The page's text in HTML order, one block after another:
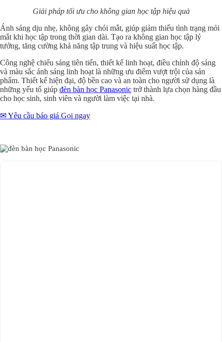
Giải pháp tối ưu cho không gian học tập hiệu quả
Ánh sáng dịu nhẹ, không gây chói mắt, giúp giảm thiểu tình trạng mỏi
mắt khi học tập trong thời gian dài. Tạo ra không gian học tập lý
tưởng, tăng cường khả năng tập trung và hiệu suất học tập.
Công nghệ chiếu sáng tiên tiến, thiết kế linh hoạt, điều chỉnh độ sáng
và màu sắc ánh sáng linh hoạt là những ưu điểm vượt trội của sản
phẩm. Thiết kế hiện đại, độ bền cao và an toàn cho người sử dụng là
những yếu tố giúp đèn bàn học Panasonic trở thành lựa chọn hàng đầu
cho học sinh, sinh viên và người làm việc tại nhà.
✉ Yêu cầu báo giá Gọi ngay